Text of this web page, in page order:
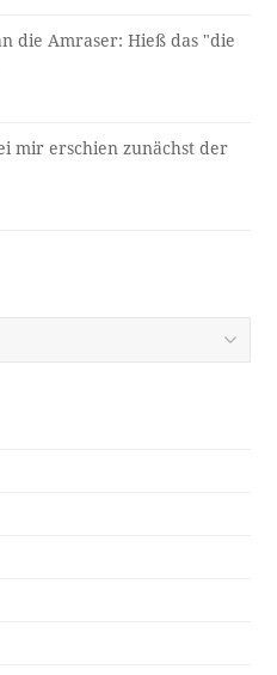
die Amraser: Hieß das "die
mir erschien zunächst der